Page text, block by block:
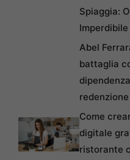
Spiaggia:
Abel
battaglia
Come
digitale
ristorante